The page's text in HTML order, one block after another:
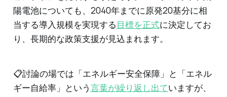
陽電池についても、2040年までに原発20基分に相
当する導入規模を実現する目標を正式に決定してお
り、長期的な政策支援が見込まれます。
📋討論の場では「エネルギー安全保障」と「エネル
ギー自給率」という言葉が繰り返し出ていますが、